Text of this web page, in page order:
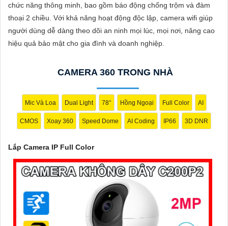
VỤ
chức năng thông minh, bao gồm báo động chống trộm và đàm
thoại 2 chiều. Với khả năng hoạt động độc lập, camera wifi giúp
người dùng dễ dàng theo dõi an ninh mọi lúc, mọi nơi, nâng cao
hiệu quả bảo mật cho gia đình và doanh nghiệp.
CAMERA 360 TRONG NHÀ
Mic Và Loa Dual Light 78° Hồng Ngoại Full Color AI
CMOS Xoay 360 Speed Dome AI Coding IP66 3D DNR
Lắp Camera IP Full Color